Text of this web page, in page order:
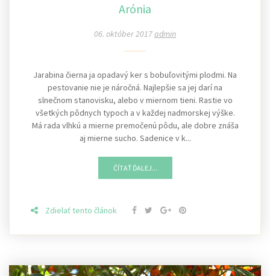
Arónia
06. október 2017admin
Jarabina čierna ja opadavý ker s bobuľovitými plodmi. Na
pestovanie nie je náročná. Najlepšie sa jej darí na
slnečnom stanovisku, alebo v miernom tieni. Rastie vo
všetkých pôdnych typoch a v každej nadmorskej výške.
Má rada vlhkú a mierne premočenú pôdu, ale dobre znáša
aj mierne sucho. Sadenice v k...
ČÍTAŤ ĎALEJ...
Zdielať tento článok